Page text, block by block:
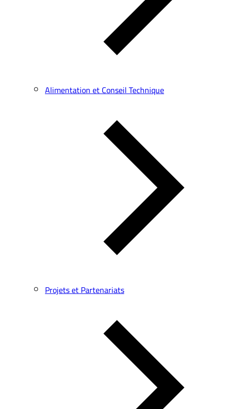
Alimentation et Conseil Technique
Projets et Partenariats